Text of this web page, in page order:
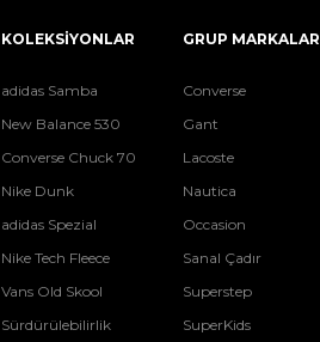
KOLEKSİYONLAR
adidas Samba
New Balance 530
Converse Chuck 70
Nike Dunk
adidas Spezial
Nike Tech Fleece
Vans Old Skool
Sürdürülebilirlik
GRUP MARKALAR
Converse
Gant
Lacoste
Nautica
Occasion
Sanal Çadır
Superstep
SuperKids